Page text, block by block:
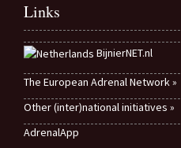
Links
BijnierNET.nl
The European Adrenal Network »
Other (inter)national initiatives »
AdrenalApp